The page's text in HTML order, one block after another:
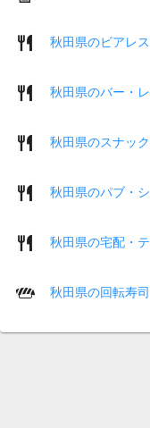
秋田県のビアレ
秋田県のバー・
秋田県のスナッ
秋田県のパブ・
秋田県の宅配・
秋田県の回転寿